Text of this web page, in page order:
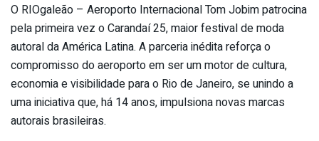
O RIOgaleão – Aeroporto Internacional Tom Jobim patrocina
pela primeira vez o Carandaí 25, maior festival de moda
autoral da América Latina. A parceria inédita reforça o
compromisso do aeroporto em ser um motor de cultura,
economia e visibilidade para o Rio de Janeiro, se unindo a
uma iniciativa que, há 14 anos, impulsiona novas marcas
autorais brasileiras.